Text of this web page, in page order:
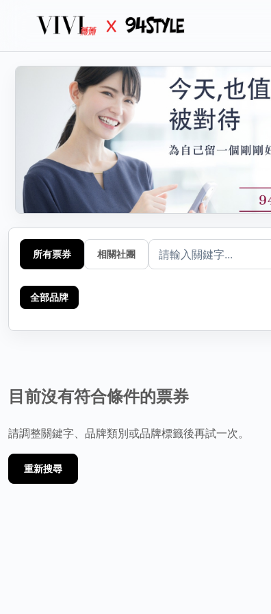
所有票券 相關社團
全部品牌
目前沒有符合條件的票券
請調整關鍵字、品牌類別或品牌標籤後再試一次。
重新搜尋